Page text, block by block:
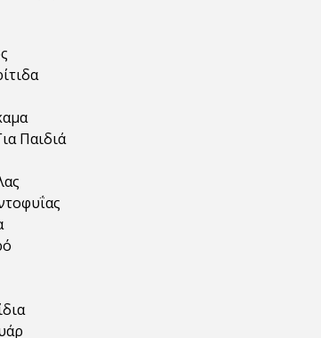
Παιδιά